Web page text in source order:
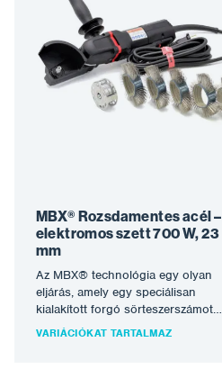
MBX® Rozsdamentes acél –
elektromos szett 700 W, 23
mm
Az MBX® technológia egy olyan
eljárás, amely egy speciálisan
kialakított forgó sörteszerszámot
használ a korrózió eltávolítására, a
VARIÁCIÓKAT TARTALMAZ